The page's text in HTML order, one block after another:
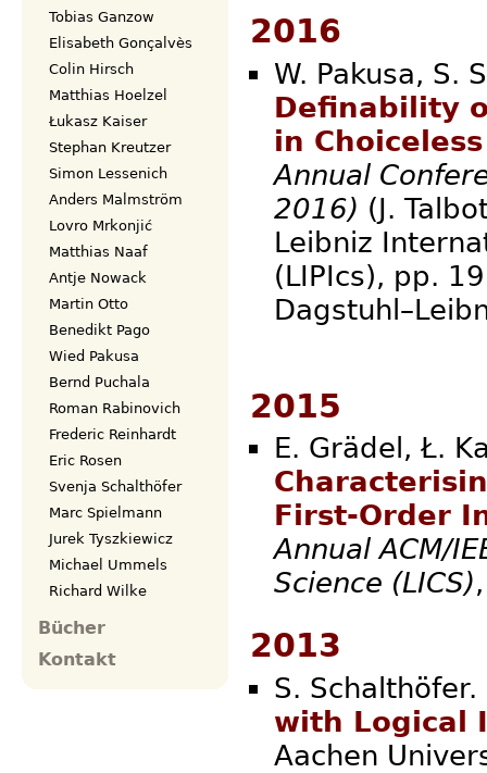
2016
W. Pakusa, S.
Definability
in
Annual
2016) (J.
Leibniz
(LIPIcs), pp.
2015
E. Grädel, Ł.
First-Order
Annual ACM/
Science (LICS)
2013
S. Schalthöfer.
with Logical
Aachen
Tobias Ganzow
Elisabeth Gonçalvès
Colin Hirsch
Matthias Hoelzel
Łukasz Kaiser
Stephan Kreutzer
Simon Lessenich
Anders Malmström
Lovro Mrkonjić
Matthias Naaf
Antje Nowack
Martin Otto
Benedikt Pago
Wied Pakusa
Bernd Puchala
Roman Rabinovich
Frederic Reinhardt
Eric Rosen
Svenja Schalthöfer
Marc Spielmann
Jurek Tyszkiewicz
Michael Ummels
Richard Wilke
Bücher
Kontakt